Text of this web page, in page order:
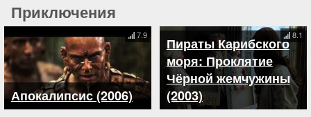
Приключения
Апокалипсис (2006)
7.9
Пираты Карибского
моря: Проклятие
Чёрной жемчужины
(2003)
8.1